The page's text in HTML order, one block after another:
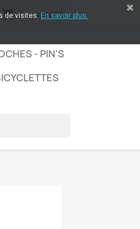
shopping_cartPanier (0)
- PIN'S
de visites. En savoir plus.